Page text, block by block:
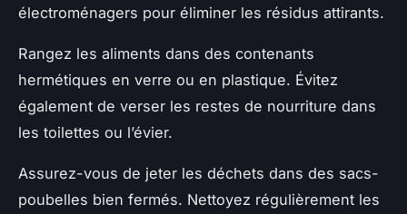
électroménagers pour éliminer les résidus attirants.
Rangez les aliments dans des contenants
hermétiques en verre ou en plastique. Évitez
également de verser les restes de nourriture dans
les toilettes ou l’évier.
Assurez-vous de jeter les déchets dans des sacs-
poubelles bien fermés. Nettoyez régulièrement les